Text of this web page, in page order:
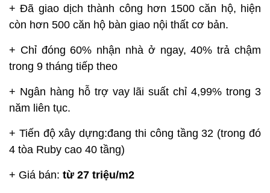
+ Đã giao dịch thành công hơn 1500 căn hộ, hiện
còn hơn 500 căn hộ bàn giao nội thất cơ bản.
+ Chỉ đóng 60% nhận nhà ở ngay, 40% trả chậm
trong 9 tháng tiếp theo
+ Ngân hàng hỗ trợ vay lãi suất chỉ 4,99% trong 3
năm liên tục.
+ Tiến độ xây dựng:đang thi công tầng 32 (trong đó
4 tòa Ruby cao 40 tầng)
+ Giá bán: từ 27 triệu/m2